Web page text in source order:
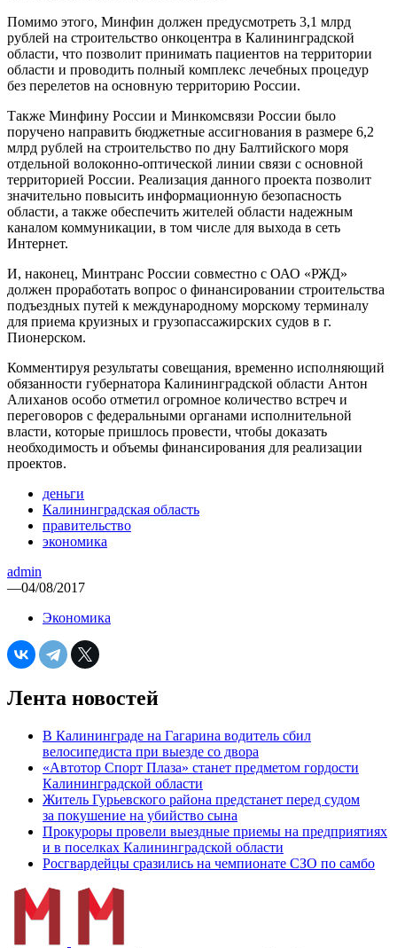
Помимо этого, Минфин должен предусмотреть 3,1 млрд
рублей на строительство онкоцентра в Калининградской
области, что позволит принимать пациентов на территории
области и проводить полный комплекс лечебных процедур
без перелетов на основную территорию России.
Также Минфину России и Минкомсвязи России было
поручено направить бюджетные ассигнования в размере 6,2
млрд рублей на строительство по дну Балтийского моря
отдельной волоконно-оптической линии связи с основной
территорией России. Реализация данного проекта позволит
значительно повысить информационную безопасность
области, а также обеспечить жителей области надежным
каналом коммуникации, в том числе для выхода в сеть
Интернет.
И, наконец, Минтранс России совместно с ОАО «РЖД»
должен проработать вопрос о финансировании строительства
подъездных путей к международному морскому терминалу
для приема круизных и грузопассажирских судов в г.
Пионерском.
Комментируя результаты совещания, временно исполняющий
обязанности губернатора Калининградской области Антон
Алиханов особо отметил огромное количество встреч и
переговоров с федеральными органами исполнительной
власти, которые пришлось провести, чтобы доказать
необходимость и объемы финансирования для реализации
проектов.
деньги
Калининградская область
правительство
экономика
admin
—04/08/2017
Экономика
Лента новостей
В Калининграде на Гагарина водитель сбил
велосипедиста при выезде со двора
«Автотор Спорт Плаза» станет предметом гордости
Калининградской области
Житель Гурьевского района предстанет перед судом
за покушение на убийство сына
Прокуроры провели выездные приемы на предприятиях
и в поселках Калининградской области
Росгвардейцы сразились на чемпионате СЗО по самбо